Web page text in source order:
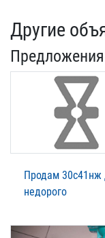
Другие
Предложения
Продам 30с41нж
недорого